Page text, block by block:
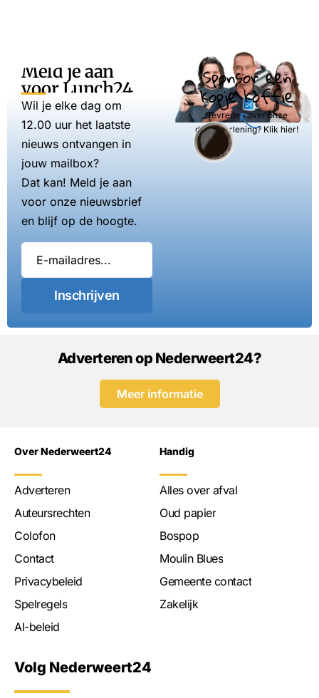
Meld je aan
voor Lunch24
Wil je elke dag om
12.00 uur het laatste
nieuws ontvangen in
jouw mailbox?
Dat kan! Meld je aan
voor onze nieuwsbrief
en blijf op de hoogte.
Inschrijven
Sponsor een
kopje koffie
Tevreden over onze
dienstverlening? Klik hier!
Adverteren op Nederweert24?
Meer informatie
Over Nederweert24
Adverteren
Auteursrechten
Colofon
Contact
Privacybeleid
Spelregels
AI-beleid
Handig
Alles over afval
Oud papier
Bospop
Moulin Blues
Gemeente contact
Zakelijk
Volg Nederweert24